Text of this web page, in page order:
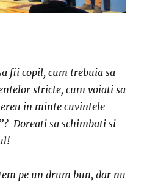
fii copil, cum trebuia sa
stricte, cum voiati sa
in minte cuvintele
Doreati sa schimbati si
pe un drum bun, dar nu